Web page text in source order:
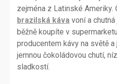
zejména z Latinské Ameriky.
brazilská káva voní a
běžně koupíte v
producentem kávy na světě
jemnou čokoládovou chutí,
sladkostí.